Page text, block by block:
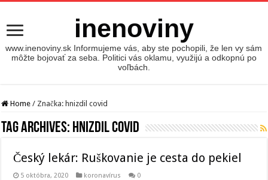
inenoviny
www.inenoviny.sk Informujeme vás, aby ste pochopili, že len vy sám
môžte bojovať za seba. Politici vás oklamu, využijú a odkopnú po
voľbách.
Home / Značka: hnizdil covid
Tag Archives: hnizdil covid
Český lekár: Ruškovanie je cesta do pekiel
5 októbra, 2020 koronavírus 0